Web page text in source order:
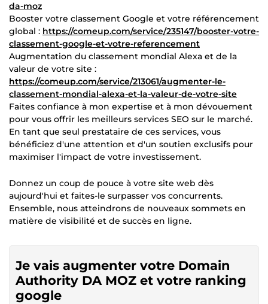
da-moz
Booster votre classement Google et votre référencement
global : https://comeup.com/service/235147/booster-votre-
classement-google-et-votre-referencement
Augmentation du classement mondial Alexa et de la
valeur de votre site :
https://comeup.com/service/213061/augmenter-le-
classement-mondial-alexa-et-la-valeur-de-votre-site
Faites confiance à mon expertise et à mon dévouement
pour vous offrir les meilleurs services SEO sur le marché.
En tant que seul prestataire de ces services, vous
bénéficiez d'une attention et d'un soutien exclusifs pour
maximiser l'impact de votre investissement.
Donnez un coup de pouce à votre site web dès
aujourd'hui et faites-le surpasser vos concurrents.
Ensemble, nous atteindrons de nouveaux sommets en
matière de visibilité et de succès en ligne.
Je vais augmenter votre Domain
Authority DA MOZ et votre ranking
google